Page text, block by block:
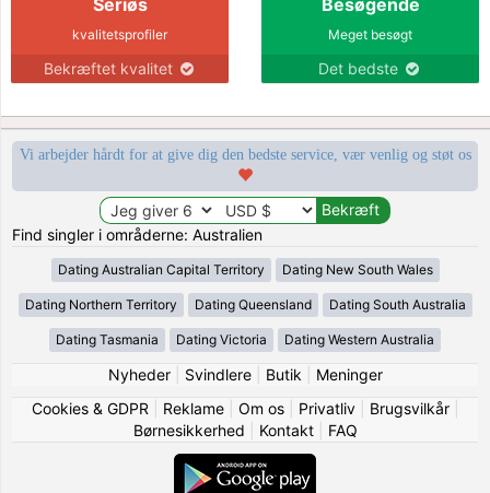
kvalitetsprofiler
Bekræftet kvalitet
Meget besøgt
Det bedste
Vi arbejder hårdt for at give dig den bedste service, vær venlig og støt os
Find singler i områderne: Australien
Dating Australian Capital Territory Dating New South Wales
Dating Northern Territory Dating Queensland Dating South Australia
Dating Tasmania Dating Victoria Dating Western Australia
Nyheder| Svindlere| Butik
Meninger
Cookies & GDPR
Reklame| Om os| Privatliv| Brugsvilkår|
Børnesikkerhed
Kontakt| FAQ